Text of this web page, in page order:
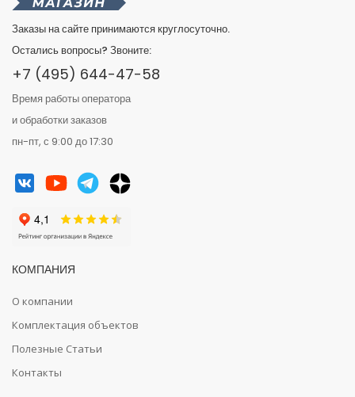
Заказы на сайте принимаются круглосуточно.
Остались вопросы? Звоните:
+7 (495) 644-47-58
Время работы оператора
и обработки заказов
пн-пт, с 9:00 до 17:30
КОМПАНИЯ
О компании
Комплектация объектов
Полезные Статьи
Контакты